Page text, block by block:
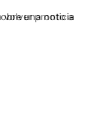
volver pronto a